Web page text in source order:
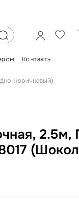
Контакты
коричневый)